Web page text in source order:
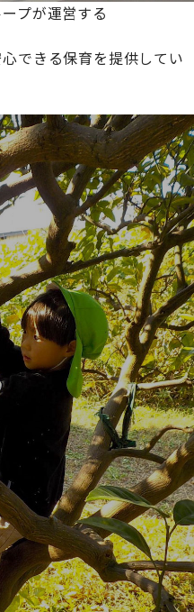
プが運営する
できる保育を提供してい